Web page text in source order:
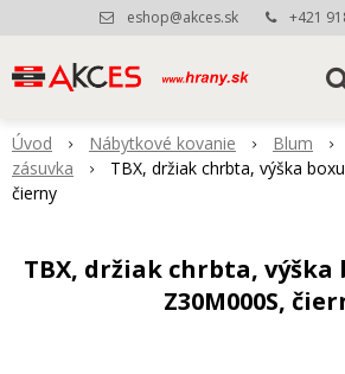
eshop@akces.sk +421
Úvod Nábytkové kovanie Blum
zásuvka
TBX, držiak chrbta, výška
čierny
TBX, držiak chrbta, výška
Z30M000S,